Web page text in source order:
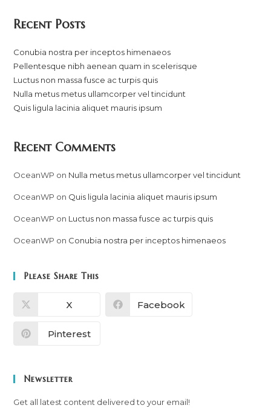
Recent Posts
Conubia nostra per inceptos himenaeos
Pellentesque nibh aenean quam in scelerisque
Luctus non massa fusce ac turpis quis
Nulla metus metus ullamcorper vel tincidunt
Quis ligula lacinia aliquet mauris ipsum
Recent Comments
OceanWP on Nulla metus metus ullamcorper vel tincidunt
OceanWP on Quis ligula lacinia aliquet mauris ipsum
OceanWP on Luctus non massa fusce ac turpis quis
OceanWP on Conubia nostra per inceptos himenaeos
Please Share This
X Facebook
Pinterest
Newsletter
Get all latest content delivered to your email!